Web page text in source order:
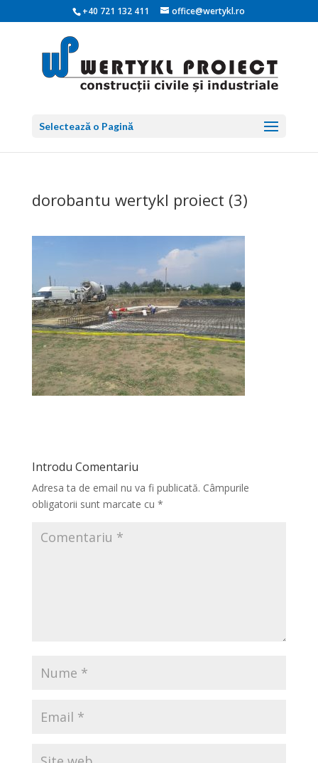
+40 721 132 411 office@wertykl.ro
Selectează o Pagină
dorobantu wertykl proiect (3)
Introdu Comentariu
Adresa ta de email nu va fi publicată. Câmpurile
obligatorii sunt marcate cu *